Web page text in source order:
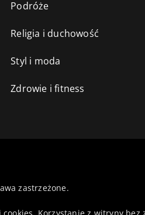
Podróże
Religia i duchowość
Styl i moda
Zdrowie i fitness
zastrzeżone.